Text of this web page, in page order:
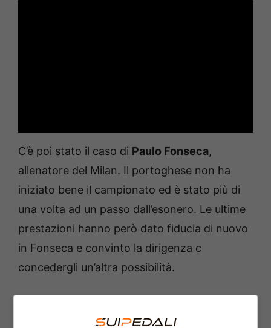
C’è poi stato il caso di Paulo Fonseca,
allenatore del Milan. Il portoghese non ha
iniziato bene il campionato ed è stato più di
una volta ad un passo dall’esonero. Le ultime
prestazioni hanno però dato fiducia di nuovo
in Fonseca e convinto la dirigenza c
concedergli un’altra possibilità.
Daniele De Rossi. La Roma ha preso la